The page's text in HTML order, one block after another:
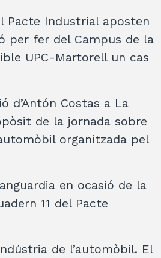
Pacte Industrial aposten
per fer del Campus de la
UPC-Martorell un cas
d’Antón Costas a La
de la jornada sobre
organitzada pel
en ocasió de la
11 del Pacte
de l’automòbil. El